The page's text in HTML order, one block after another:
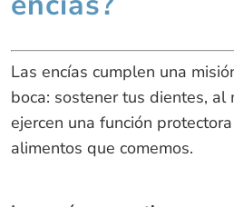
Las encías cumplen una
boca: sostener tus dientes, al
ejercen una función
alimentos que comemos.